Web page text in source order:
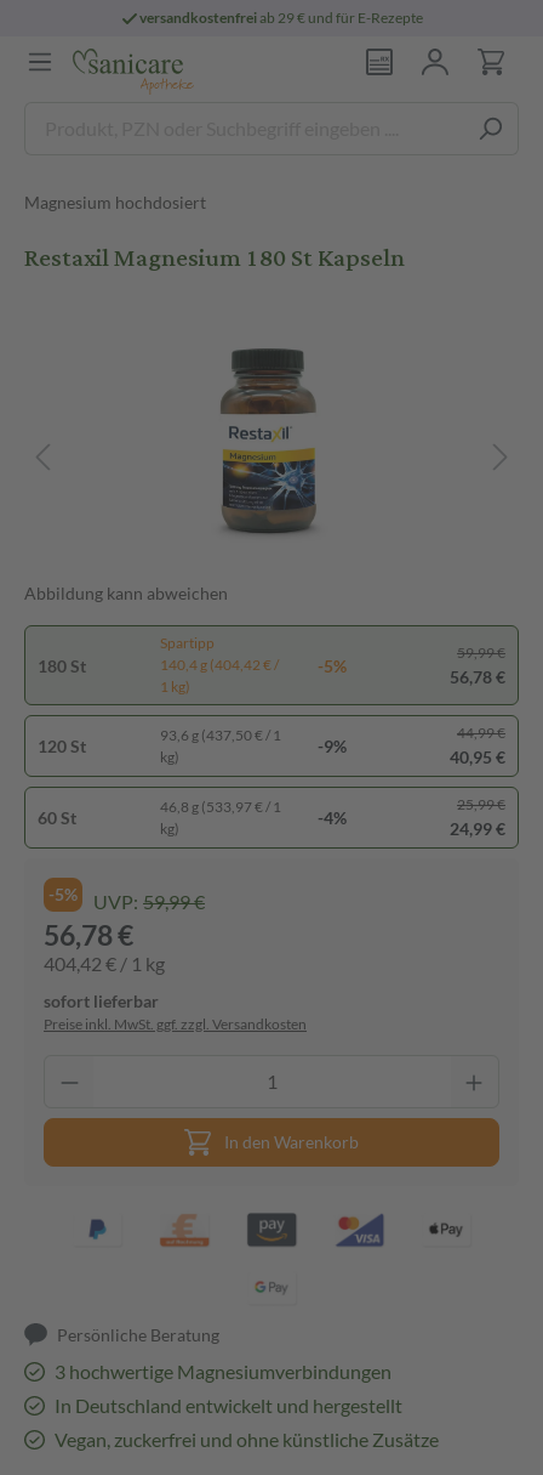
versandkostenfreiab 29 € und für E-Rezepte
Magnesium hochdosiert
Restaxil Magnesium 180 St Kapseln
Abbildung kann abweichen
180 St
Spartipp
140,4 g (404,42 € /
1 kg)
-5%
59,99 €
56,78 €
120 St
93,6 g (437,50 € / 1
kg)
-9%
44,99 €
40,95 €
60 St
46,8 g (533,97 € / 1
kg)
-4%
25,99 €
24,99 €
-5% UVP: 59,99 €
56,78 €
404,42 € / 1 kg
sofort lieferbar
Preise inkl. MwSt. ggf. zzgl. Versandkosten
In den Warenkorb
Persönliche Beratung
3 hochwertige Magnesiumverbindungen
In Deutschland entwickelt und hergestellt
Vegan, zuckerfrei und ohne künstliche Zusätze